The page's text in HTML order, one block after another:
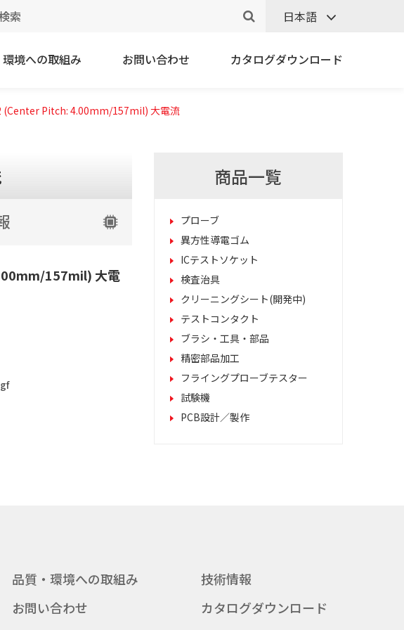
日本語
境への取組み お問い合わせ カタログダウンロード
(Center Pitch: 4.00mm/157mil) 大電流
157mil) 大電
商品一覧
プローブ
異方性導電ゴム
ICテストソケット
検査治具
クリーニングシート(開発中)
テストコンタクト
ブラシ・工具・部品
精密部品加工
フライングプローブテスター
試験機
PCB設計／製作
品質・環境への取組み
技術情報
お問い合わせ カタログダウンロード